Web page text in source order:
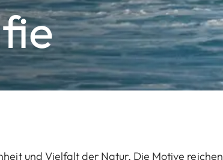
und Vielfalt der Natur. Die Motive reichen